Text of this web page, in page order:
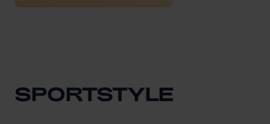
SPORTSTYLE